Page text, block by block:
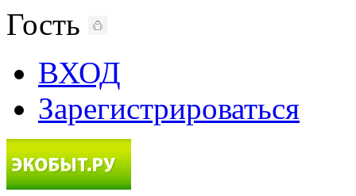
Гость
ВХОД
Зарегистрироваться